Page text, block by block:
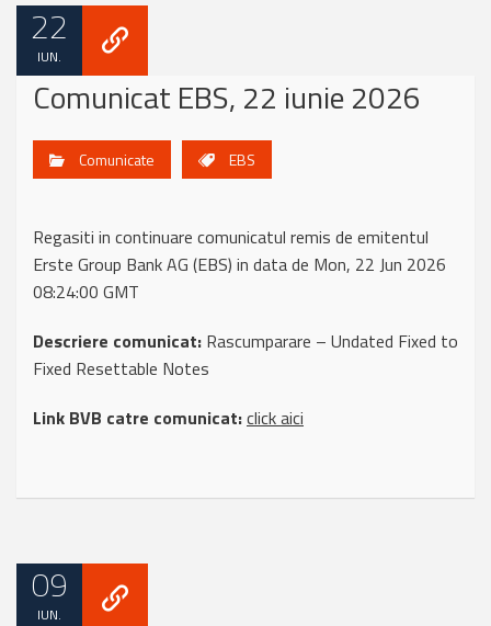
22
IUN.
Comunicat EBS, 22 iunie 2026
Comunicate EBS
Regasiti in continuare comunicatul remis de emitentul
Erste Group Bank AG (EBS) in data de Mon, 22 Jun 2026
08:24:00 GMT
Descriere comunicat: Rascumparare – Undated Fixed to
Fixed Resettable Notes
Link BVB catre comunicat:click aici
09
IUN.